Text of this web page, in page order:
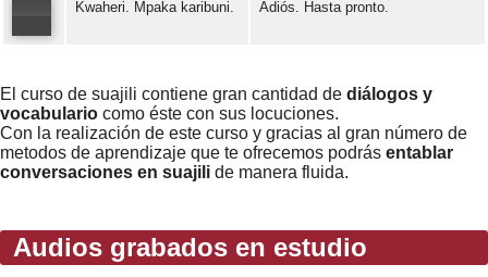
Kwaheri. Mpaka karibuni. Adiós. Hasta pronto.
El curso de suajili contiene gran cantidad de diálogos y
vocabulario como éste con sus locuciones.
Con la realización de este curso y gracias al gran número de
metodos de aprendizaje que te ofrecemos podrás entablar
conversaciones en suajili de manera fluida.
Audios grabados en estudio